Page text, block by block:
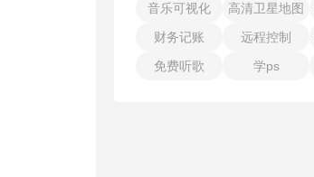
音乐可视化
高清卫星地图
财务记账
远程控制
免费听歌
学ps